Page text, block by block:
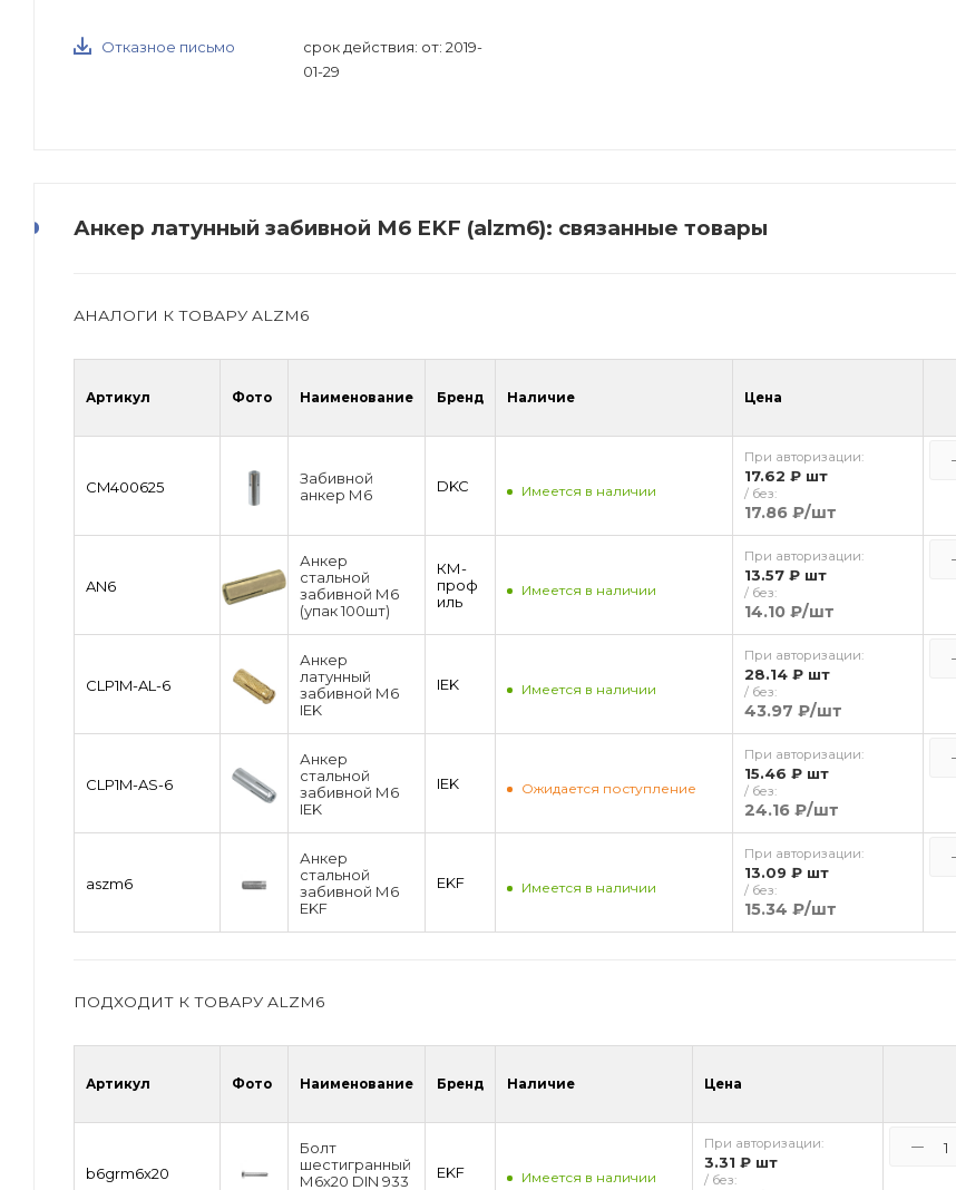
Отказное письмо
срок действия: от: 2019-
01-29
Анкер латунный забивной М6 EKF (alzm6): связанные товары
АНАЛОГИ К ТОВАРУ ALZM6
Артикул Фото Наименование Бренд Наличие Цена
CM400625
Забивной
анкер М6
DKC Имеется в наличии
При авторизации:
17.62 ₽ шт
/ без:
17.86 ₽/шт
AN6
Анкер
стальной
забивной М6
(упак 100шт)
КМ-
проф
иль
Имеется в наличии
При авторизации:
13.57 ₽ шт
/ без:
14.10 ₽/шт
CLP1M-AL-6
Анкер
латунный
забивной М6
IEK
IEK Имеется в наличии
При авторизации:
28.14 ₽ шт
/ без:
43.97 ₽/шт
CLP1M-AS-6
Анкер
стальной
забивной М6
IEK
IEK Ожидается поступление
При авторизации:
15.46 ₽ шт
/ без:
24.16 ₽/шт
aszm6
Анкер
стальной
забивной М6
EKF
EKF Имеется в наличии
При авторизации:
13.09 ₽ шт
/ без:
15.34 ₽/шт
ПОДХОДИТ К ТОВАРУ ALZM6
Артикул Фото Наименование Бренд Наличие Цена
b6grm6x20
Болт
шестигранный
М6х20 DIN 933
EKF Имеется в наличии
При авторизации:
3.31 ₽ шт
/ без: